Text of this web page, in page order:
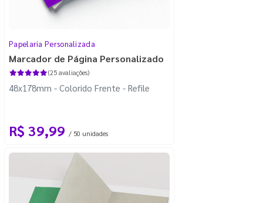
Papelaria Personalizada
Marcador de Página Personalizado
(25 avaliações)
48x178mm - Colorido Frente - Refile
R$ 39,99 / 50 unidades